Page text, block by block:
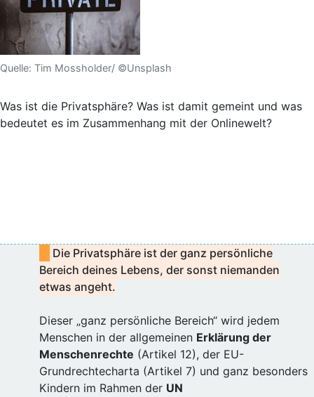
Quelle: Tim Mossholder/ ©Unsplash
Was ist die Privatsphäre? Was ist damit gemeint und was
bedeutet es im Zusammenhang mit der Onlinewelt?
Die Privatsphäre ist der ganz persönliche
Bereich deines Lebens, der sonst niemanden
etwas angeht.
Dieser „ganz persönliche Bereich“ wird jedem
Menschen in der allgemeinen Erklärung der
Menschenrechte (Artikel 12), der EU-
Grundrechtecharta (Artikel 7) und ganz besonders
Kindern im Rahmen der UN